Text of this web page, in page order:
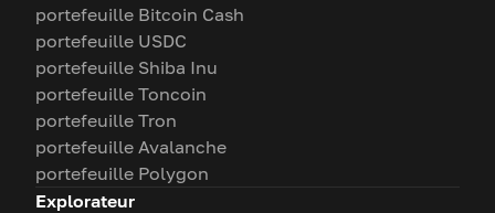
portefeuille Bitcoin Cash
portefeuille USDC
portefeuille Shiba Inu
portefeuille Toncoin
portefeuille Tron
portefeuille Avalanche
portefeuille Polygon
Explorateur